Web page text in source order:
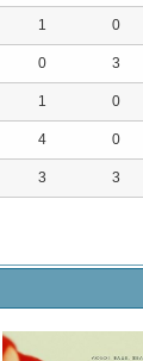
1 0
0 3
1 0
4 0
3 3